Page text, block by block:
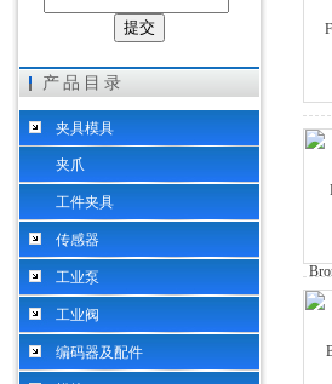
产品目录
夹具模具
夹爪
工件夹具
传感器
工业泵
工业阀
编码器及配件